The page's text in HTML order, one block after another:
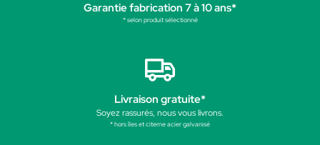
Garantie fabrication 7 à 10 ans*
* selon produit sélectionné
Livraison gratuite*
Soyez rassurés, nous vous livrons.
* hors îles et citerne acier galvanisé